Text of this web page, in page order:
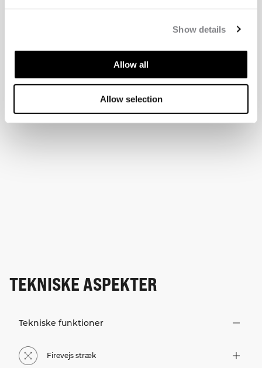
Show details
Allow all
Allow selection
TEKNISKE ASPEKTER
Tekniske funktioner
Firevejs stræk